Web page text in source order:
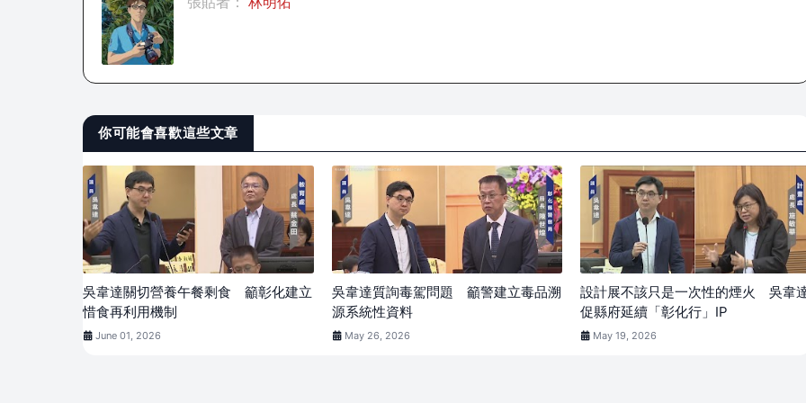
你可能會喜歡這些文章
吳韋達關切營養午餐剩食 籲彰化建立
惜食再利用機制
June 01, 2026
吳韋達質詢毒駕問題 籲警建立毒品溯
源系統性資料
May 26, 2026
設計展不該只是一次性的煙火 吳韋
促縣府延續「彰化行」IP
May 19, 2026